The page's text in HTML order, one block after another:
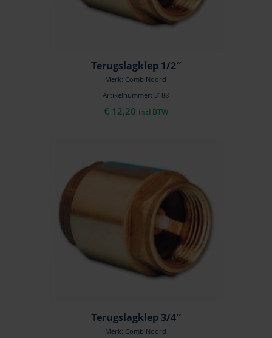
Terugslagklep 1/2″
Merk: CombiNoord
Artikelnummer: 3188
€ 12,20 incl BTW
Terugslagklep 3/4″
Merk: CombiNoord